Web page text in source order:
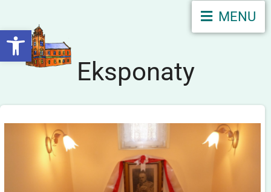
Otwórz pasek narzędzi
MENU
Eksponaty